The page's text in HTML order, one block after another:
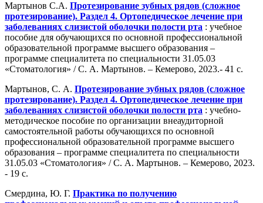
Мартынов С.А. Протезирование зубных рядов (сложное
протезирование). Раздел 4. Ортопедическое лечение при
заболеваниях слизистой оболочки полости рта : учебное
пособие для обучающихся по основной профессиональной
образовательной программе высшего образования –
программе специалитета по специальности 31.05.03
«Стоматология» / С. А. Мартынов. – Кемерово, 2023.- 41 с.
Мартынов, С. А. Протезирование зубных рядов (сложное
протезирование). Раздел 4. Ортопедическое лечение при
заболеваниях слизистой оболочки полости рта : учебно-
методическое пособие по организации внеаудиторной
самостоятельной работы обучающихся по основной
профессиональной образовательной программе высшего
образования – программе специалитета по специальности
31.05.03 «Стоматология» / С. А. Мартынов. – Кемерово, 2023.
- 19 с.
Смердина, Ю. Г. Практика по получению